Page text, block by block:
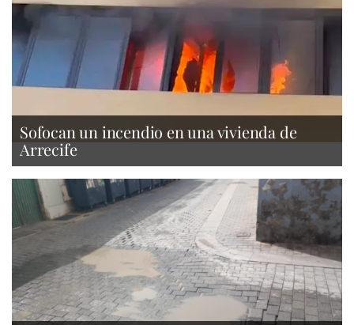
Sofocan un incendio en una vivienda de
Arrecife